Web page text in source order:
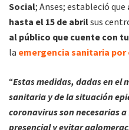
Social; Anses; estableció que
hasta el 15 de abrilsus
al público que cuente con
la emergencia sanitaria
“Estas medidas, dadas en el
sanitaria y de la situación
coronavirus son necesarias
presencial y evitar